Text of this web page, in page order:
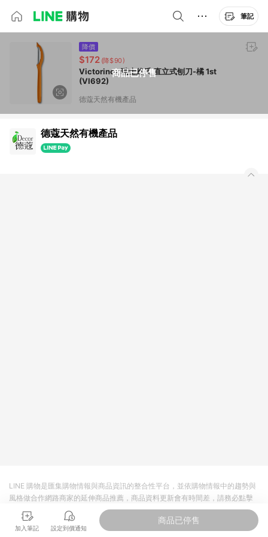
筆記
商品已停售
降價
$172 (降$90)
Victorinox 瑞士維氏 直立式刨刀-橘 1st
(VI692)
德蔻天然有機產品
德蔻天然有機產品
加入筆記 設定到價通知
商品已停售
LINE 購物是匯集購物情報與商品資訊的整合性平台，並依購物情報中的趨勢與
風格做合作網路商家的延伸商品推薦，商品資料更新會有時間差，請務必點擊
商品至各合作網路商家，確認現售價與購物條件，一切資訊以合作廠商網頁為
準。